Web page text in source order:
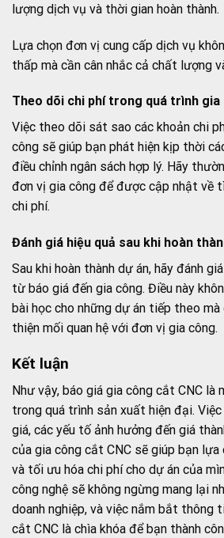
lượng dịch vụ và thời gian hoàn thành.
Lựa chọn đơn vị cung cấp dịch vụ
thấp mà cần cân nhắc cả chất lượng
Theo dõi chi phí trong quá trình gia
Việc theo dõi sát sao các khoản chi
công sẽ giúp bạn phát hiện kịp thời
điều chỉnh ngân sách hợp lý. Hãy
đơn vị gia công để được cập nhật về
chi phí.
Đánh giá hiệu quả sau khi hoàn
Sau khi hoàn thành dự án, hãy đánh
từ báo giá đến gia công. Điều này
bài học cho những dự án tiếp theo
thiện mối quan hệ với đơn vị gia công.
Kết luận
Như vậy, báo giá gia công cắt CNC
trong quá trình sản xuất hiện đại.
giá, các yếu tố ảnh hưởng đến giá
của gia công cắt CNC sẽ giúp bạn lựa
và tối ưu hóa chi phí cho dự án của
công nghệ sẽ không ngừng mang lại
doanh nghiệp, và việc nắm bắt thông
cắt CNC là chìa khóa để bạn thành